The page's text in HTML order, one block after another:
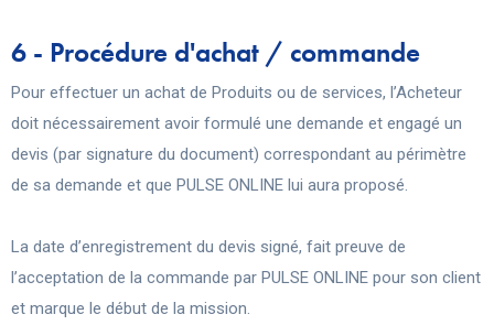
6 - Procédure d'achat / commande
Pour effectuer un achat de Produits ou de services, l’Acheteur
doit nécessairement avoir formulé une demande et engagé un
devis (par signature du document) correspondant au périmètre
de sa demande et que PULSE ONLINE lui aura proposé.
La date d’enregistrement du devis signé, fait preuve de
l’acceptation de la commande par PULSE ONLINE pour son client
et marque le début de la mission.